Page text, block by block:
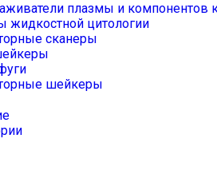
плазмы и компонентов
жидкостной цитологии
сканеры
шейкеры